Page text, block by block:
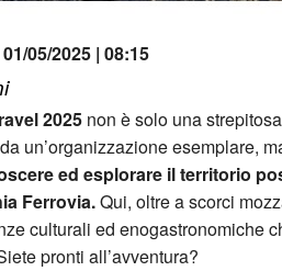
01/05/2025 | 08:15
2025 non è solo una
un’organizzazione esemplare,
ed esplorare il territorio
Ferrovia.Qui, oltre a scorci
culturali ed enogastronomiche
pronti all’avventura?